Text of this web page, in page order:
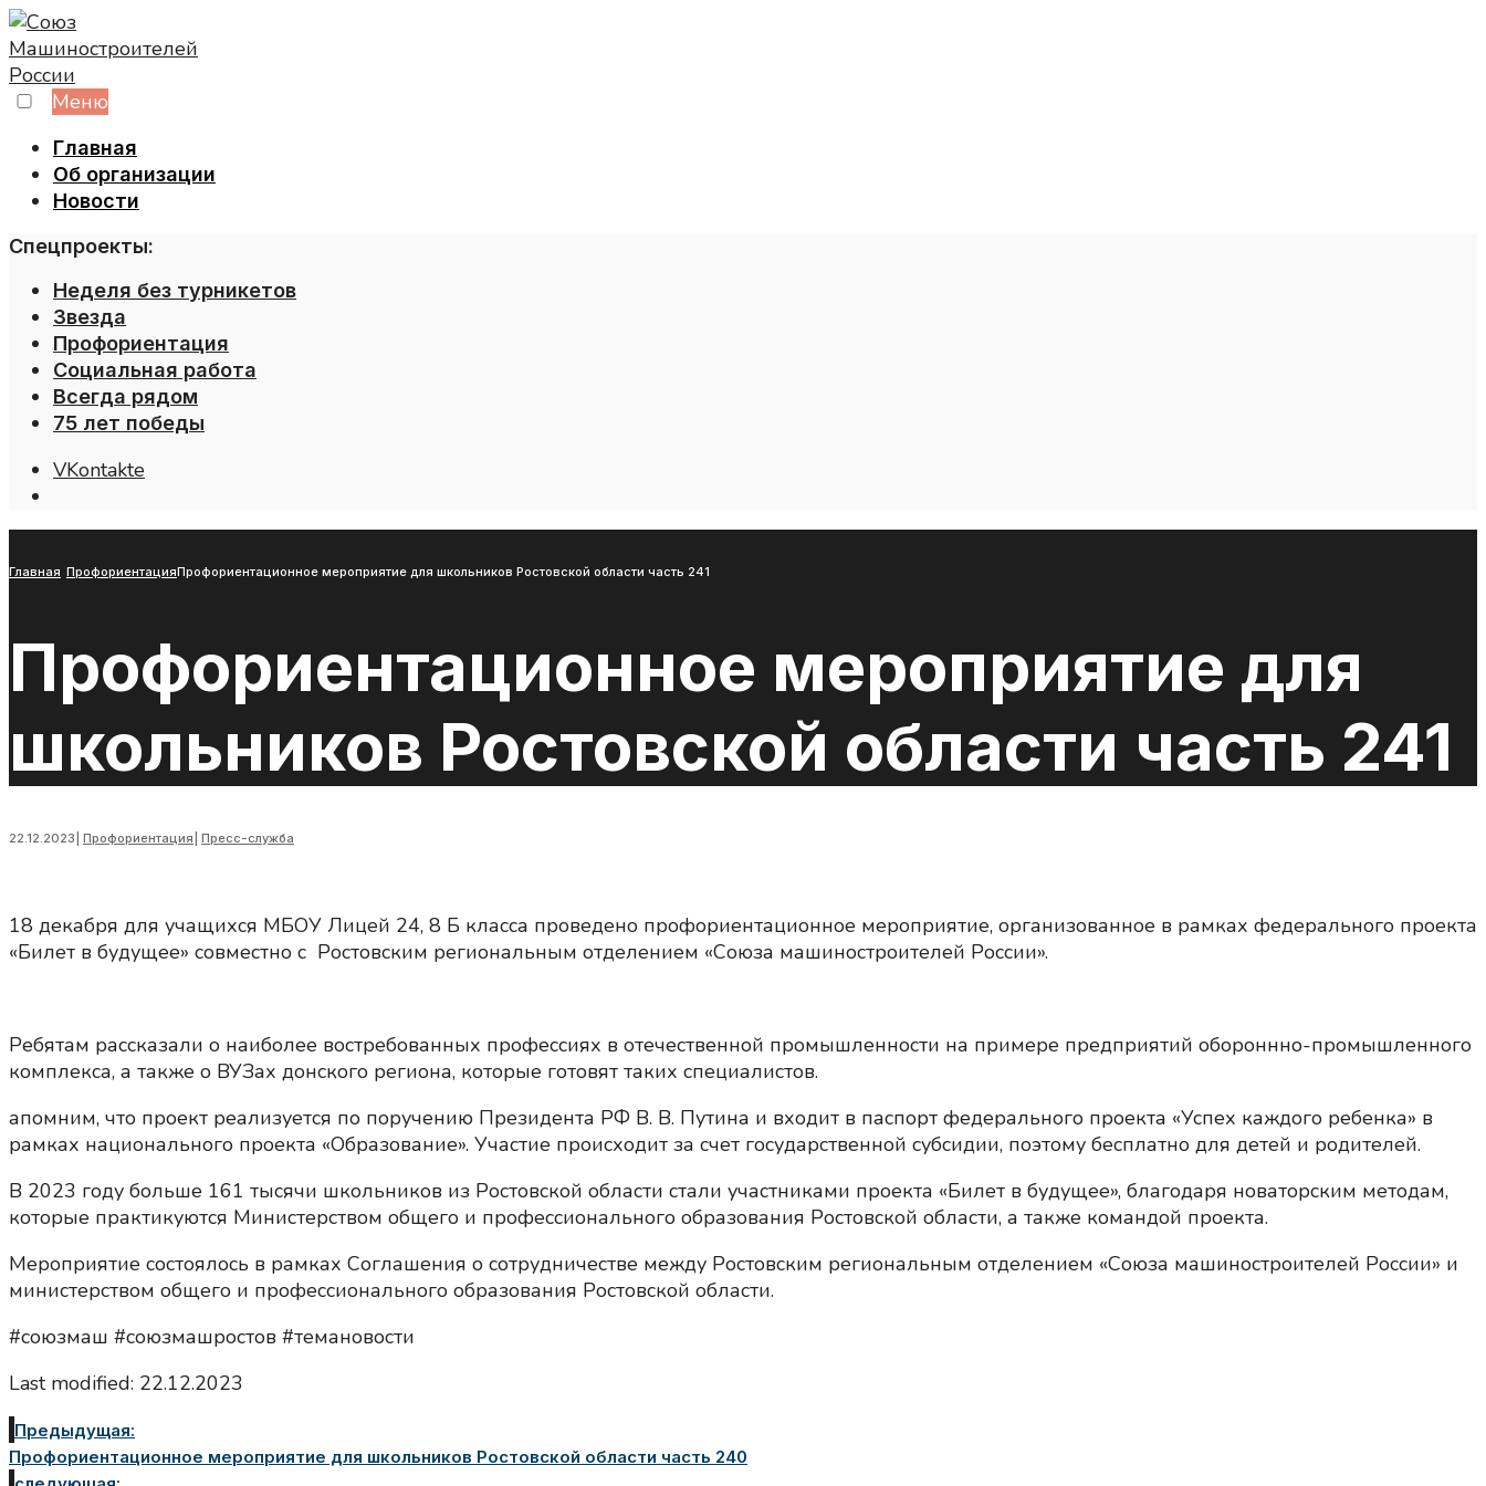
Skip
to
content
Меню
Главная
Об организации
Новости
Спецпроекты:
Неделя без турникетов
Звезда
Профориентация
Социальная работа
Всегда рядом
75 лет победы
VKontakte
Главная ПрофориентацияПрофориентационное мероприятие для школьников Ростовской области часть 241
Профориентационное мероприятие для
школьников Ростовской области часть 241
22.12.2023 Профориентация Пресс-служба
18 декабря для учащихся МБОУ Лицей 24, 8 Б класса проведено профориентационное мероприятие, организованное в рамках федерального проекта
«Билет в будущее» совместно с Ростовским региональным отделением «Союза машиностроителей России».
Ребятам рассказали о наиболее востребованных профессиях в отечественной промышленности на примере предприятий обороннно-промышленного
комплекса, а также о ВУЗах донского региона, которые готовят таких специалистов.
апомним, что проект реализуется по поручению Президента РФ В. В. Путина и входит в паспорт федерального проекта «Успех каждого ребенка» в
рамках национального проекта «Образование». Участие происходит за счет государственной субсидии, поэтому бесплатно для детей и родителей.
В 2023 году больше 161 тысячи школьников из Ростовской области стали участниками проекта «Билет в будущее», благодаря новаторским методам,
которые практикуются Министерством общего и профессионального образования Ростовской области, а также командой проекта.
Мероприятие состоялось в рамках Соглашения о сотрудничестве между Ростовским региональным отделением «Союза машиностроителей России» и
министерством общего и профессионального образования Ростовской области.
#союзмаш #союзмашростов #темановости
Last modified: 22.12.2023
Предыдущая:
Профориентационное мероприятие для школьников Ростовской области часть 240